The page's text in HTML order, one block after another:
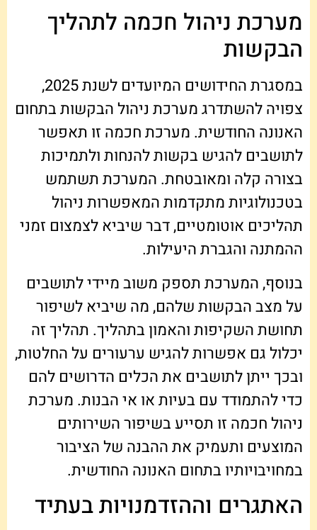
מערכת ניהול חכמה לתהליך
הבקשות
במסגרת החידושים המיועדים לשנת 2025,
צפויה להשתדרג מערכת ניהול הבקשות בתחום
האנונה החודשית. מערכת חכמה זו תאפשר
לתושבים להגיש בקשות להנחות ולתמיכות
בצורה קלה ומאובטחת. המערכת תשתמש
בטכנולוגיות מתקדמות המאפשרות ניהול
תהליכים אוטומטיים, דבר שיביא לצמצום זמני
ההמתנה והגברת היעילות.
בנוסף, המערכת תספק משוב מיידי לתושבים
על מצב הבקשות שלהם, מה שיביא לשיפור
תחושת השקיפות והאמון בתהליך. תהליך זה
יכלול גם אפשרות להגיש ערעורים על החלטות,
ובכך ייתן לתושבים את הכלים הדרושים להם
כדי להתמודד עם בעיות או אי הבנות. מערכת
ניהול חכמה זו תסייע בשיפור השירותים
המוצעים ותעמיק את ההבנה של הציבור
במחויבויותיו בתחום האנונה החודשית.
האתגרים וההזדמנויות בעתיד